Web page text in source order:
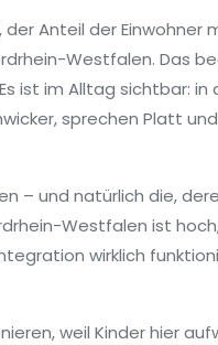
,der Anteil der Einwohner
Westfalen. Das
ist im Alltag sichtbar:
sprechen Platt
– und natürlich die,
Westfalen ist
wirklich
weil Kinder hier